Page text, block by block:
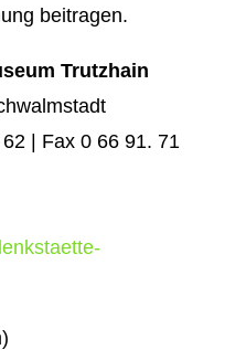
beitragen.
Trutzhain
| Fax 0 66 91. 71